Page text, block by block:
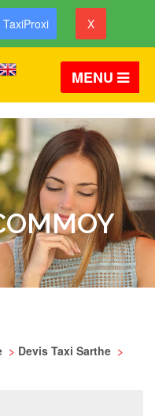
X
MENU
> Devis Taxi Sarthe >